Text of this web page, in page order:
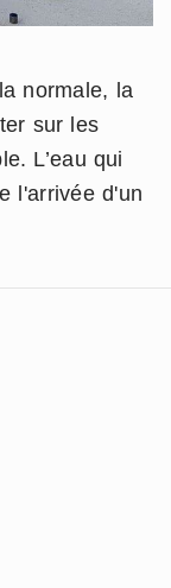
normale, la
sur les
L’eau qui
l'arrivée d'un